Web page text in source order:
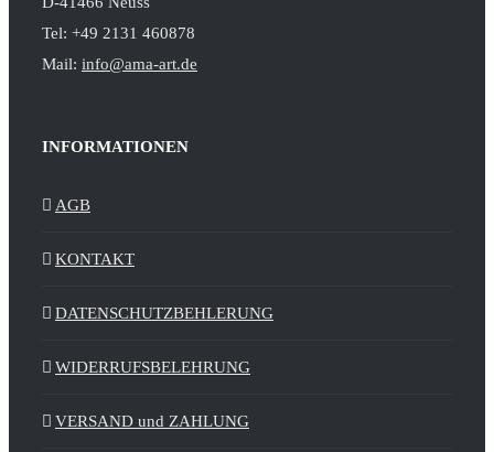
Tel: +49 2131 460878
Mail: info@ama-art.de
INFORMATIONEN
AGB
KONTAKT
DATENSCHUTZBEHLERUNG
WIDERRUFSBELEHRUNG
VERSAND und ZAHLUNG